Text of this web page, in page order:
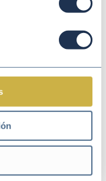
+
+
+
+